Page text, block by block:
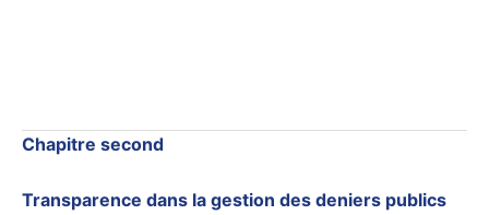
Chapitre second
Transparence dans la gestion des deniers publics